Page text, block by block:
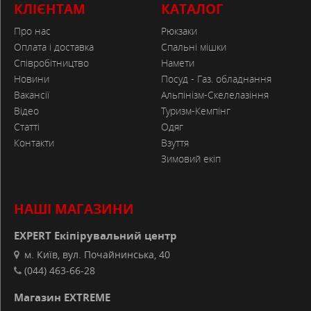
Довжина: 77 см;
ОСОБЛИВОСТІ
Стрейчевый материал
Защита от солнца UPF 50
Мультифунциональный
Антибактериальный
ХАРАКТЕРИСТИКИ
КЛІЄНТАМ
Про нас
Оплата і доставка
Співробітництво
Новини
Вакансії
Відео
Статті
Контакти
КАТАЛОГ
Рюкзаки
Спальні мішки
Намети
Посуд - Газ. обладнання
Альпінізм-Скелелазіння
Туризм-Кемпінг
Одяг
Взуття
Зимовий екіп
НАШІ МАГАЗИНИ
EXPERT Екіпірувальний центр
м. Київ, вул. Почайнинська, 40
(044) 463-66-28
Магазин EXTREME